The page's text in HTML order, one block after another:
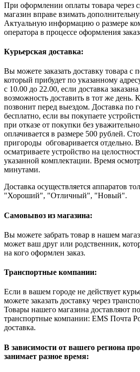
При оформлении оплаты товара
магазин вправе взимать
Актуальную информацию о размере
оператора в процессе оформления
Курьерская доставка:
Вы можете заказать доставку товара с
который прибудет по указанному
с 10.00 до 22.00, если доставка
возможность доставить в тот же день.
позвонит перед выездом. Доставка по
бесплатно, если вы покупаете
при отказе от покупки без
оплачивается в размере 500 рублей.
пригороды обговаривается отдельно.
осматриваете устройство на
указанной комплектации. Время
минутами.
Доставка осуществляется аппаратов
"Хороший", "Отличный", "Новый".
Самовывоз из магазина:
Вы можете забрать товар в нашем
может ваш друг или родственник,
на кого оформлен заказ.
Транспортные компании:
Если в вашем городе не действует
можете заказать доставку через
Товары нашего магазина доставляют
транспортные компании: EMS Почта
доставка.
В зависимости от вашего региона
занимает разное время: